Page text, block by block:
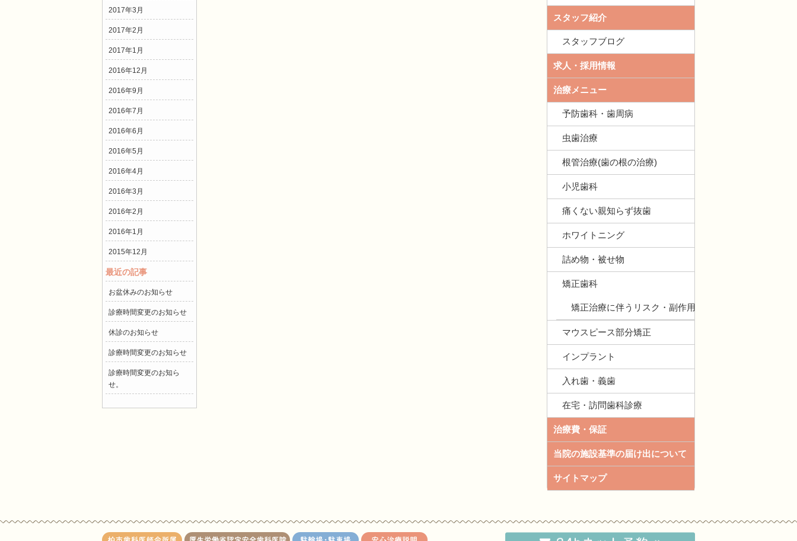
2017年3月
2017年2月
2017年1月
2016年12月
2016年9月
2016年7月
2016年6月
2016年5月
2016年4月
2016年3月
2016年2月
2016年1月
2015年12月
最近の記事
お盆休みのお知らせ
診療時間変更のお知らせ
休診のお知らせ
診療時間変更のお知らせ
診療時間変更のお知ら
せ。
スタッフ紹介
スタッフブログ
求人・採用情報
治療メニュー
予防歯科・歯周病
虫歯治療
根管治療(歯の根の治療)
小児歯科
痛くない親知らず抜歯
ホワイトニング
詰め物・被せ物
矯正歯科
矯正治療に伴うリスク・副作用
マウスピース部分矯正
インプラント
入れ歯・義歯
在宅・訪問歯科診療
治療費・保証
当院の施設基準の届け出について
サイトマップ